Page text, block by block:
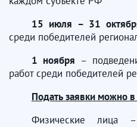
15 июля – 31
среди победителей
1 ноября –
работ среди победителей
Подать заявки можно
Физические лица